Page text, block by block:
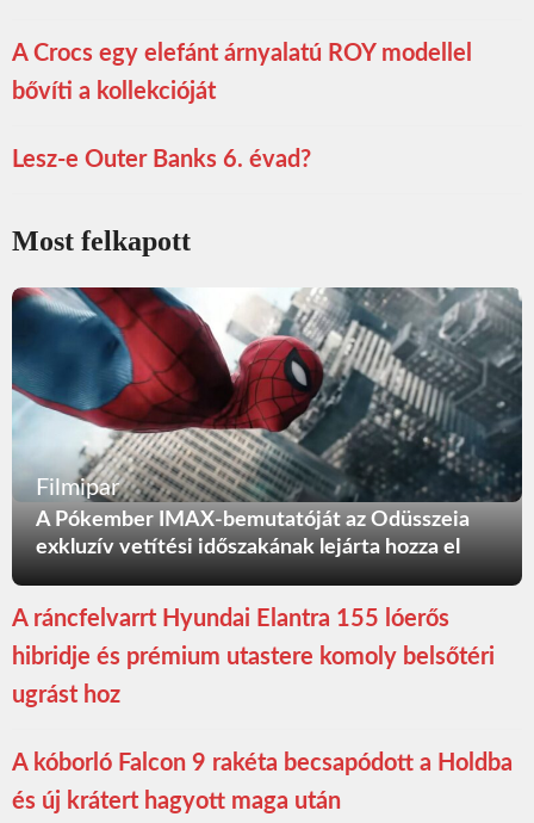
A Crocs egy elefánt árnyalatú ROY modellel
bővíti a kollekcióját
Lesz-e Outer Banks 6. évad?
Most felkapott
Filmipar
A Pókember IMAX-bemutatóját az Odüsszeia
exkluzív vetítési időszakának lejárta hozza el
A ráncfelvarrt Hyundai Elantra 155 lóerős
hibridje és prémium utastere komoly belsőtéri
ugrást hoz
A kóborló Falcon 9 rakéta becsapódott a Holdba
és új krátert hagyott maga után